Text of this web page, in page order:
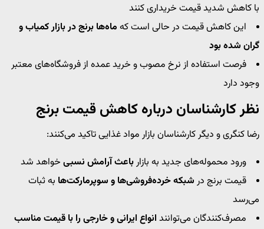
با کاهش شدید قیمت خریداری کنند
این کاهش قیمت در حالی است که ماه‌ها برنج در بازار کمیاب و
گران شده بود
فرصت استفاده از نرخ مصوب و خرید عمده از فروشگاه‌های معتبر
وجود دارد
نظر کارشناسان درباره کاهش قیمت برنج
رضا کنگری و دیگر کارشناسان بازار مواد غذایی تاکید می‌کنند:
ورود محموله‌های جدید به بازارباعث آرامش نسبی خواهد شد
قیمت برنج در شبکه خرده‌فروشی‌ها و سوپرمارکت‌ها به ثبات
می‌رسد
مصرف‌کنندگان می‌توانند انواع ایرانی و خارجی را با قیمت مناسب